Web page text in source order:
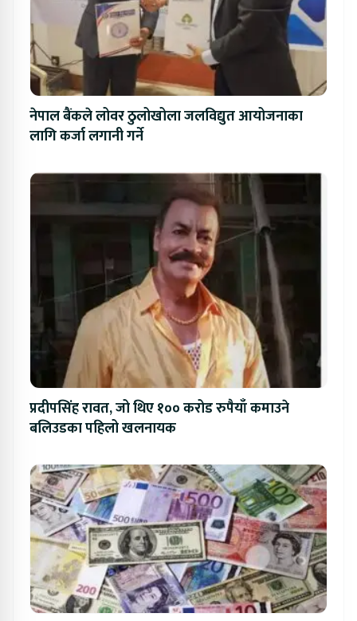
नेपाल बैंकले लोवर ठुलोखोला जलविद्युत आयोजनाका
लागि कर्जा लगानी गर्ने
प्रदीपसिंह रावत, जो थिए १०० करोड रुपैयाँ कमाउने
बलिउडका पहिलो खलनायक